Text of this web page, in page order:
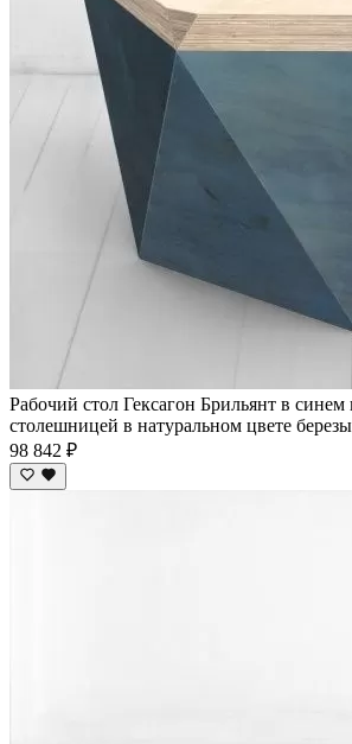
Рабочий стол Гексагон Брильянт в синем
столешницей в натуральном цвете березы
98 842 ₽